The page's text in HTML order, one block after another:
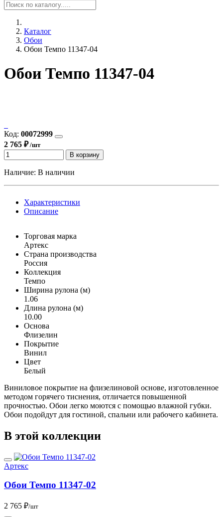
Каталог
Обои
Обои Темпо 11347-04
Обои Темпо 11347-04
Код: 00072999
2 765 ₽/шт
В корзину
Наличие: В наличии
Характеристики
Описание
Торговая марка
Артекс
Страна производства
Россия
Коллекция
Темпо
Ширина рулона (м)
1.06
Длина рулона (м)
10.00
Основа
Флизелин
Покрытие
Винил
Цвет
Белый
Виниловое покрытие на флизелиновой основе, изготовленное
методом горячего тиснения, отличается повышенной
прочностью. Обои легко моются с помощью влажной губки.
Обои подойдут для гостиной, спальни или рабочего кабинета.
В этой коллекции
Артекс
Обои Темпо 11347-02
2 765 ₽/шт